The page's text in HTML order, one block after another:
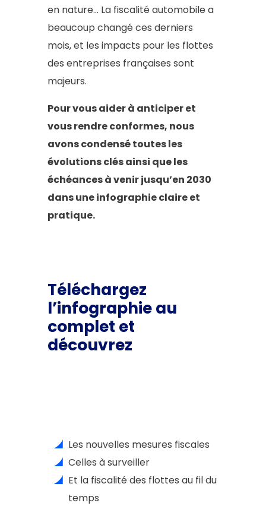
en nature… La fiscalité automobile a
beaucoup changé ces derniers
mois, et les impacts pour les flottes
des entreprises françaises sont
majeurs.
Pour vous aider à anticiper et
vous rendre conformes, nous
avons condensé toutes les
évolutions clés ainsi que les
échéances à venir jusqu’en 2030
dans une infographie claire et
pratique.
Téléchargez
l’infographie au
complet et
découvrez
Les nouvelles mesures fiscales
Celles à surveiller
Et la fiscalité des flottes au fil du
temps